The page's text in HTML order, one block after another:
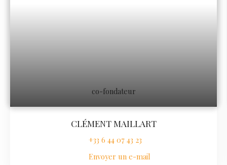
co-fondateur
CLÉMENT MAILLART
+33 6 44 07 43 23
Envoyer un e-mail